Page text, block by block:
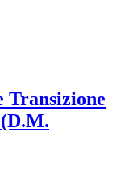
Transizione